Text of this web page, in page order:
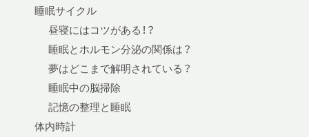
睡眠サイクル
昼寝にはコツがある！？
睡眠とホルモン分泌の関係は？
夢はどこまで解明されている？
睡眠中の脳掃除
記憶の整理と睡眠
体内時計